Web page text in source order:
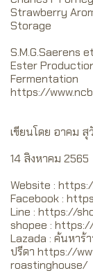
Strawberry
Storage
S.M.G.Saerens
Ester
Fermentation
https://
เขียนโดย อาคม
14 สิงหาคม 2565
Website :
Facebook :
Line : https://
shopee : https://
Lazada : ค้นหาร้
ปรีดา https://
roastinghouse/